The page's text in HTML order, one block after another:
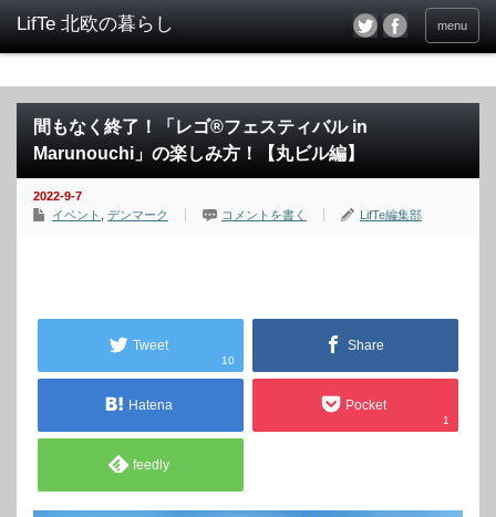
menu
間もなく終了！「レゴ®フェスティバル in
Marunouchi」の楽しみ方！【丸ビル編】
2022-9-7
イベント
デンマーク コメントを書く LifTe編集部
Tweet
10
Share
Hatena Pocket
1
feedly